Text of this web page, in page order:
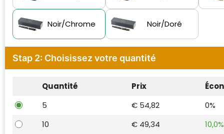
Mepal
Moleskine
MyKit
Ocean Bottle
Parker
Waterman
Noir/Chrome Noir/Doré
Stap 2: Choisissez votre quantité
Quantité Prix
5
€ 54,82
0%
10
€ 49,34
10,0%